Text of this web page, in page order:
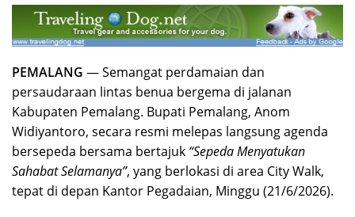
PEMALANG — Semangat perdamaian dan
persaudaraan lintas benua bergema di jalanan
Kabupaten Pemalang. Bupati Pemalang, Anom
Widiyantoro, secara resmi melepas langsung agenda
bersepeda bersama bertajuk “Sepeda Menyatukan
Sahabat Selamanya”, yang berlokasi di area City Walk,
tepat di depan Kantor Pegadaian, Minggu (21/6/2026).